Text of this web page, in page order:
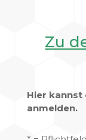
Zu
Hier kannst
anmelden.